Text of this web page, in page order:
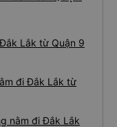
Lắk từ Quận 9
đi Đắk Lắk từ
nằm đi Đắk Lắk